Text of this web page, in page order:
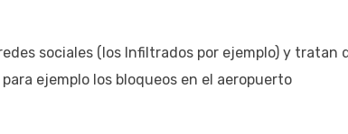
(los Infiltrados por ejemplo) y tratan
ejemplo los bloqueos en el aeropuerto